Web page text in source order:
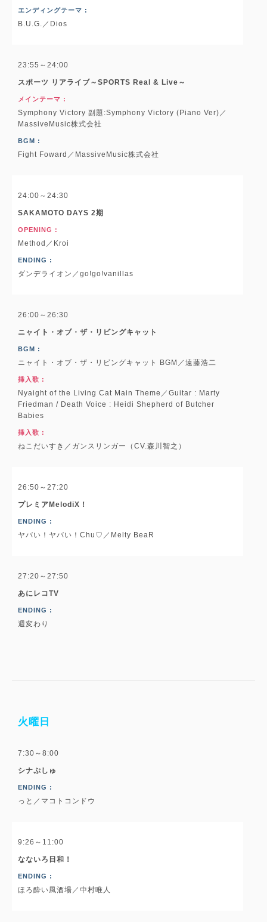
エンディングテーマ :
B.U.G.／Dios
23:55～24:00
スポーツ リアライブ～SPORTS Real & Live～
メインテーマ :
Symphony Victory 副題:Symphony Victory (Piano Ver)／
MassiveMusic株式会社
BGM :
Fight Foward／MassiveMusic株式会社
24:00～24:30
SAKAMOTO DAYS 2期
OPENING :
Method／Kroi
ENDING :
ダンデライオン／go!go!vanillas
26:00～26:30
ニャイト・オブ・ザ・リビングキャット
BGM :
ニャイト・オブ・ザ・リビングキャット BGM／遠藤浩二
挿入歌 :
Nyaight of the Living Cat Main Theme／Guitar : Marty
Friedman / Death Voice : Heidi Shepherd of Butcher
Babies
挿入歌 :
ねこだいすき／ガンスリンガー（CV.森川智之）
26:50～27:20
プレミアMelodiX！
ENDING :
ヤバい！ヤバい！Chu♡／Melty BeaR
27:20～27:50
あにレコTV
ENDING :
週変わり
火曜日
7:30～8:00
シナぷしゅ
ENDING :
っと／マコトコンドウ
9:26～11:00
なないろ日和！
ENDING :
ほろ酔い風酒場／中村唯人